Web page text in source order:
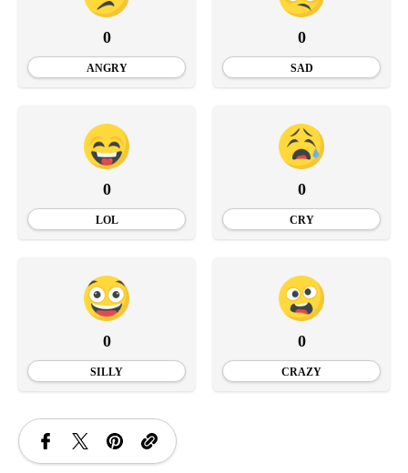
0
ANGRY
0
SAD
0
LOL
0
CRY
0
SILLY
0
CRAZY